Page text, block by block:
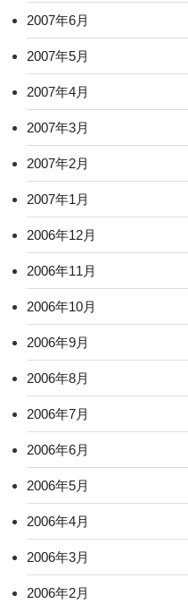
2007年6月
2007年5月
2007年4月
2007年3月
2007年2月
2007年1月
2006年12月
2006年11月
2006年10月
2006年9月
2006年8月
2006年7月
2006年6月
2006年5月
2006年4月
2006年3月
2006年2月